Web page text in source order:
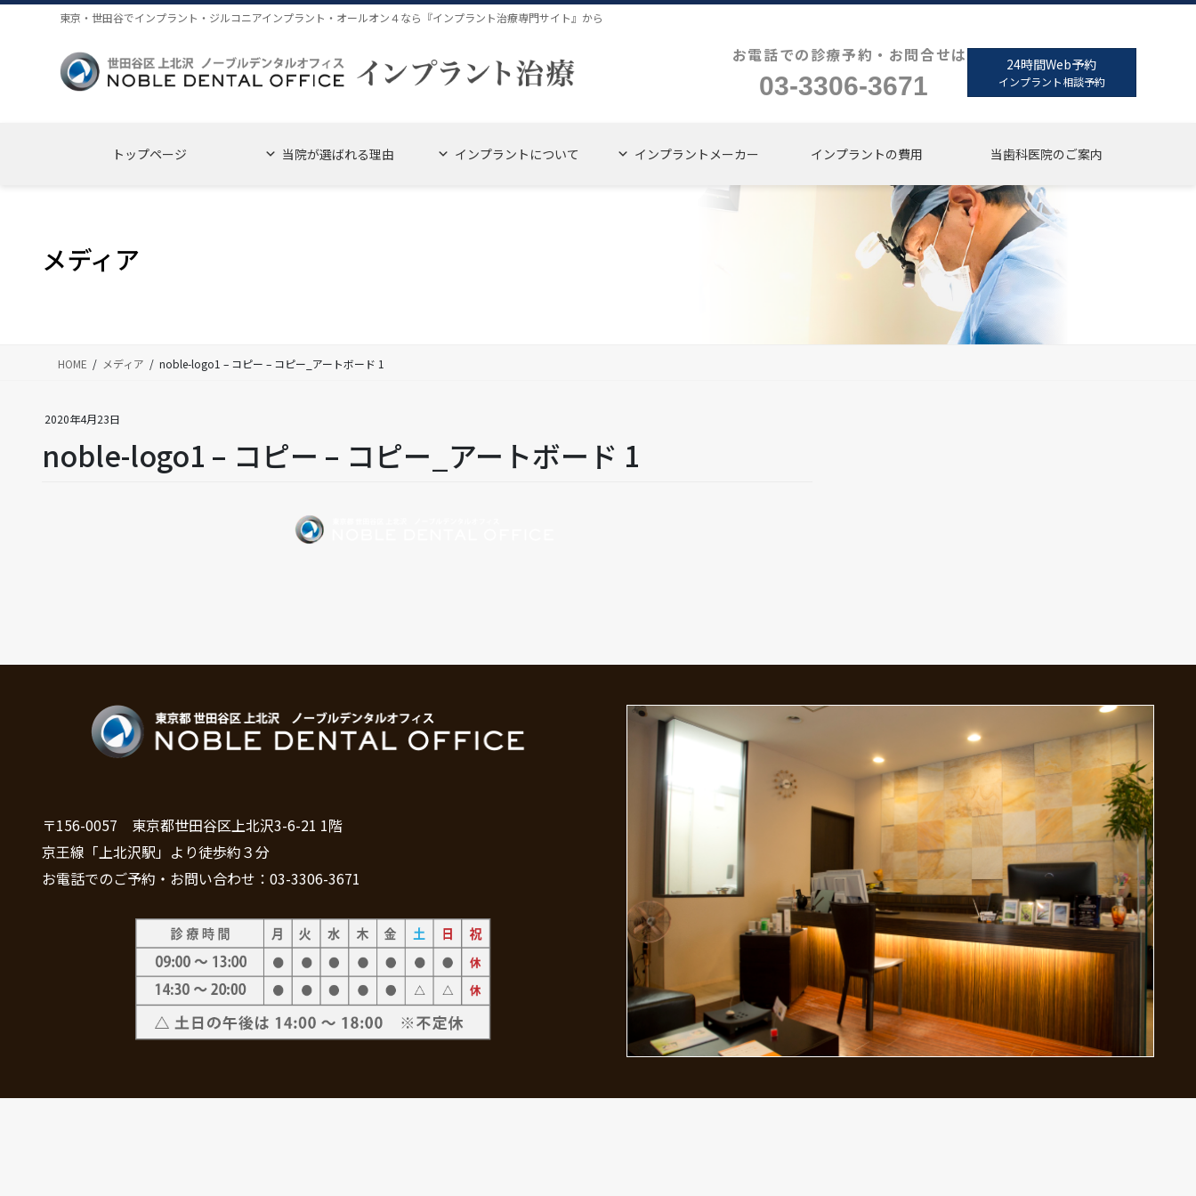
コ
ナ
東京・世田谷でインプラント・ジルコニアインプラント・オールオン４なら『インプラント治療専門サイト』から
お電話での診療予約・お問合せは
03-3306-3671
24時間Web予約
インプラント相談予約
トップページ 当院が選ばれる理由 インプラントについて インプラントメーカー インプラントの費用 当歯科医院のご案内
メディア
HOME メディア noble-logo1 – コピー – コピー_アートボード 1
2020年4月23日
noble-logo1 – コピー – コピー_アートボード 1
〒156-0057 東京都世田谷区上北沢3-6-21 1階
京王線「上北沢駅」より徒歩約３分
お電話でのご予約・お問い合わせ：03-3306-3671